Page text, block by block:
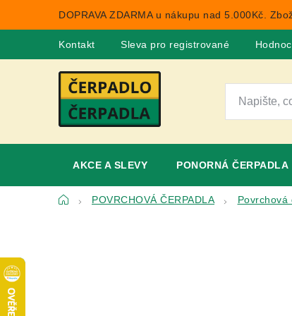
DOPRAVA ZDARMA u nákupu nad 5.000Kč.
Kontakt Sleva pro registrované
AKCE A SLEVY PONORNÁ ČERPADLA
DomůPOVRCHOVÁ ČERPADLA Povrchová